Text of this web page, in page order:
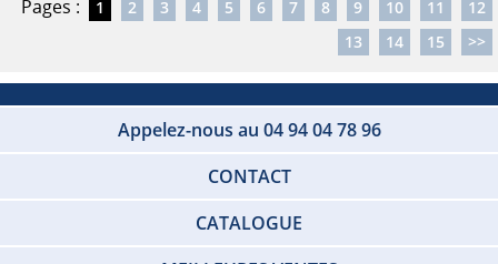
Pages : 1 2 3 4 5 6 7 8 9 10 11
12
13
14 15 >>
Appelez-nous au 04 94 04 78 96
CONTACT
CATALOGUE